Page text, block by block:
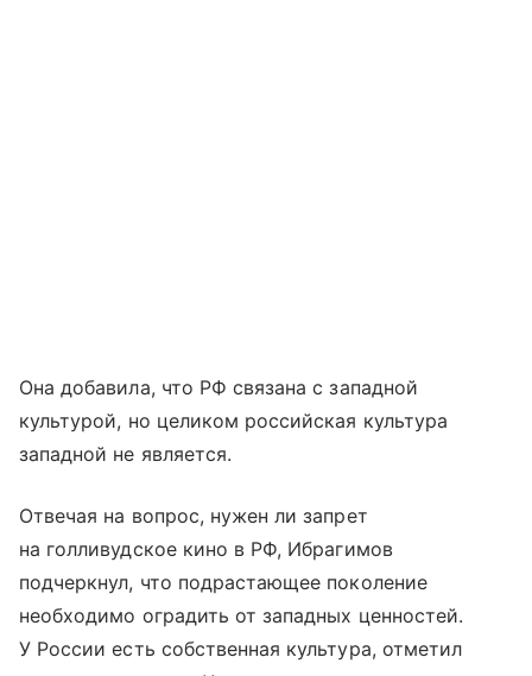
Она добавила, что РФ связана с западной
культурой, но целиком российская культура
западной не является.
Отвечая на вопрос, нужен ли запрет
на голливудское кино в РФ, Ибрагимов
подчеркнул, что подрастающее поколение
необходимо оградить от западных ценностей.
У России есть собственная культура, отметил